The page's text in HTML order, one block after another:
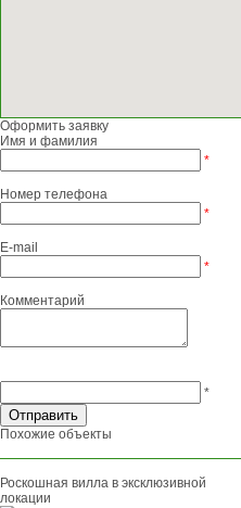
Оформить заявку
Имя и фамилия
*
Номер телефона
*
E-mail
*
Комментарий
*
Похожие объекты
Роскошная вилла в эксклюзивной
локации